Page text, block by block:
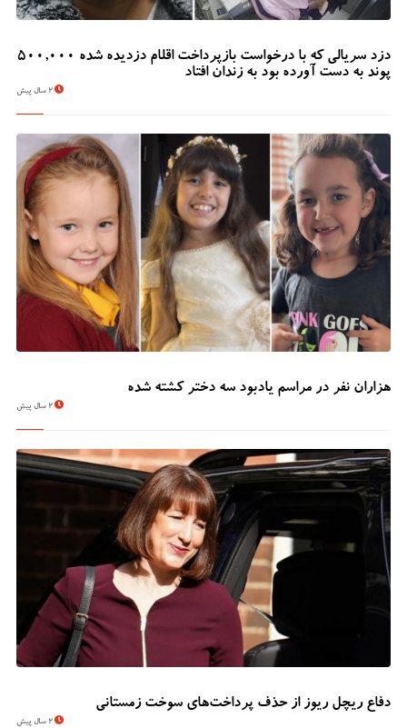
دزد سریالی که با درخواست بازپرداخت اقلام دزدیده شده 500,000
پوند به دست آورده بود به زندان افتاد
2 سال پیش
هزاران نفر در مراسم یادبود سه دختر کشته شده
2 سال پیش
دفاع ریچل ریوز از حذف پرداخت‌های سوخت زمستانی
2 سال پیش